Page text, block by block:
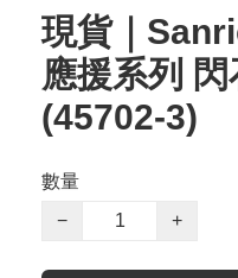
現貨｜
應援系列
(45702-3)
數量
−
+